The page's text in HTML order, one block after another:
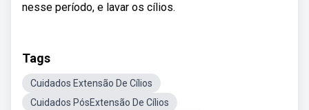
nesse período, e lavar os cílios.
Tags
Cuidados Extensão De Cílios
Cuidados PósExtensão De Cílios